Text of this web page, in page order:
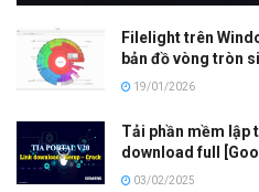
Filelight trên
bản đồ vòng tròn
19/01/2026
Tải phần mềm lập
download full
03/02/2025